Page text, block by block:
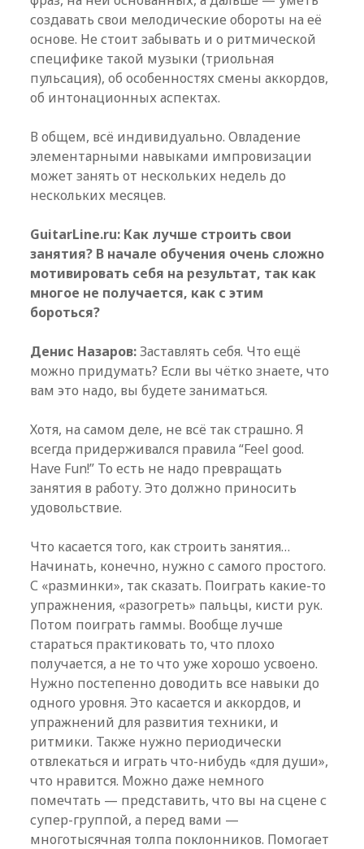
создавать свои мелодические обороты на её
основе. Не стоит забывать и о ритмической
специфике такой музыки (триольная
пульсация), об особенностях смены аккордов,
об интонационных аспектах.
В общем, всё индивидуально. Овладение
элементарными навыками импровизации
может занять от нескольких недель до
нескольких месяцев.
GuitarLine.ru: Как лучше строить свои
занятия? В начале обучения очень сложно
мотивировать себя на результат, так как
многое не получается, как с этим
бороться?
Денис Назаров:Заставлять себя. Что ещё
можно придумать? Если вы чётко знаете, что
вам это надо, вы будете заниматься.
Хотя, на самом деле, не всё так страшно. Я
всегда придерживался правила “Feel good.
Have Fun!” То есть не надо превращать
занятия в работу. Это должно приносить
удовольствие.
Что касается того, как строить занятия…
Начинать, конечно, нужно с самого простого.
С «разминки», так сказать. Поиграть какие-то
упражнения, «разогреть» пальцы, кисти рук.
Потом поиграть гаммы. Вообще лучше
стараться практиковать то, что плохо
получается, а не то что уже хорошо усвоено.
Нужно постепенно доводить все навыки до
одного уровня. Это касается и аккордов, и
упражнений для развития техники, и
ритмики. Также нужно периодически
отвлекаться и играть что-нибудь «для души»,
что нравится. Можно даже немного
помечтать — представить, что вы на сцене с
супер-группой, а перед вами —
многотысячная толпа поклонников. Помогает